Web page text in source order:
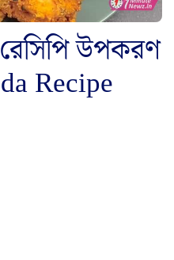
উপকরণ
Recipe